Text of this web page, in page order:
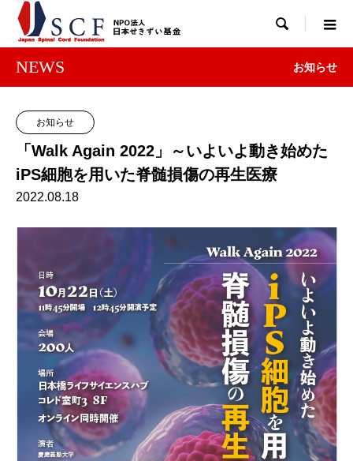

NEWS お知らせ
お知らせ
「Walk Again 2022」～いよいよ動き始めた
iPS細胞を用いた脊髄損傷の再生医療
2022.08.18